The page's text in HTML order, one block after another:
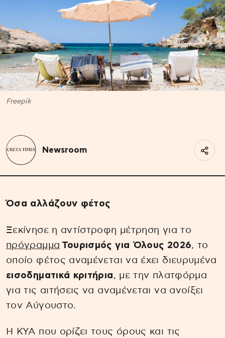
Freepik
Newsroom
Όσα αλλάζουν φέτος
Ξεκίνησε η αντίστροφη μέτρηση για το
πρόγραμμα Τουρισμός για Όλους 2026, το
οποίο φέτος αναμένεται να έχει διευρυμένα
εισοδηματικά κριτήρια, με την πλατφόρμα
για τις αιτήσεις να αναμένεται να ανοίξει
τον Αύγουστο.
Η ΚΥΑ που ορίζει τους όρους και τις